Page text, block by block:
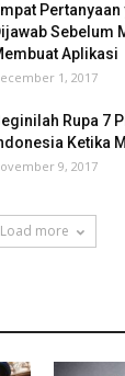
Sebelum
Aplikasi
1, 2017
Rupa 7
Ketika
9, 2017
Load more